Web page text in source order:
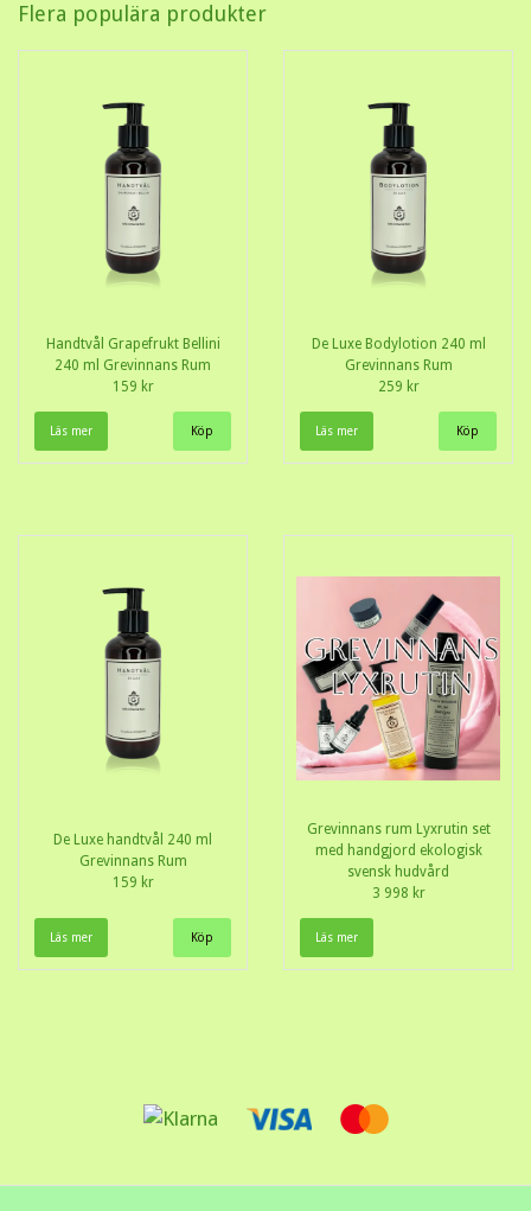
Flera populära produkter
Handtvål Grapefrukt Bellini
240 ml Grevinnans Rum
159 kr
Läs mer
De Luxe Bodylotion 240 ml
Grevinnans Rum
259 kr
Läs mer
De Luxe handtvål 240 ml
Grevinnans Rum
159 kr
Läs mer
Grevinnans rum Lyxrutin set
med handgjord ekologisk
svensk hudvård
3 998 kr
Läs mer